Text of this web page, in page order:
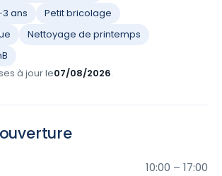
ans
Petit bricolage
Nettoyage de printemps
à jour le07/08/2026.
10:00 – 17:00